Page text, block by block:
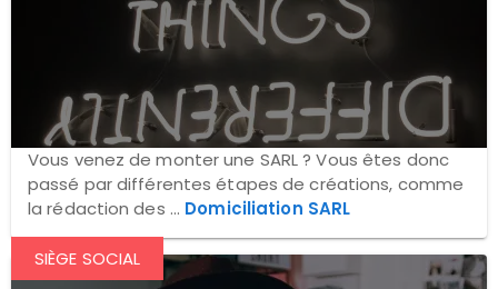
Vous venez de monter une SARL ? Vous êtes donc
passé par différentes étapes de créations, comme
la rédaction des ... Domiciliation SARL
SIÈGE SOCIAL